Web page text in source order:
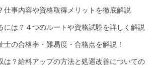
仕事内容や資格取得メリットを徹底解説
には？４つのルートや資格試験を詳しく解説
士の合格率・難易度・合格点を解説！
は？給料アップの方法と処遇改善についての